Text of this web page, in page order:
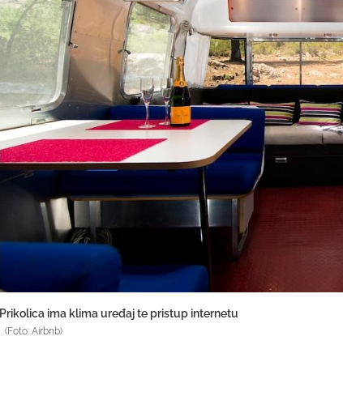
Prikolica ima klima uređaj te pristup internetu
(Foto: Airbnb)